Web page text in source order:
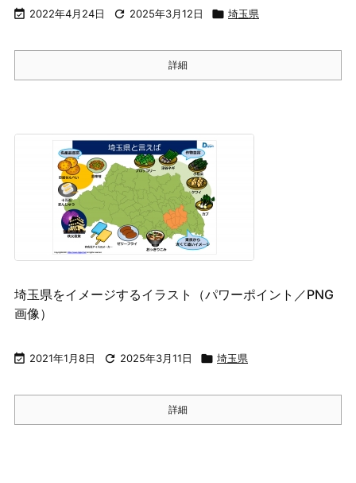
 2022年4月24日  2025年3月12日  埼玉県
詳細
埼玉県をイメージするイラスト（パワーポイント／PNG
画像）
 2021年1月8日  2025年3月11日  埼玉県
詳細